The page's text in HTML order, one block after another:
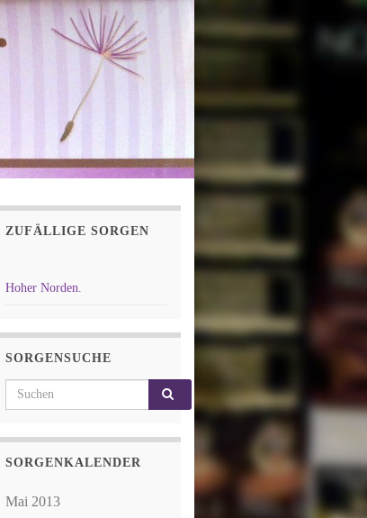
ZUFÄLLIGE SORGEN
Hoher Norden.
SORGENSUCHE
Search for:
SORGENKALENDER
Mai 2013